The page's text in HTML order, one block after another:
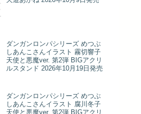
ダンガンロンパシリーズ めつぶ
しあんこさんイラスト 霧切響子
天使と悪魔ver. 第2弾 BIGアクリ
ルスタンド 2026年10月19日発売
ダンガンロンパシリーズ めつぶ
しあんこさんイラスト 腐川冬子
天使と悪魔ver. 第2弾 BIGアクリ